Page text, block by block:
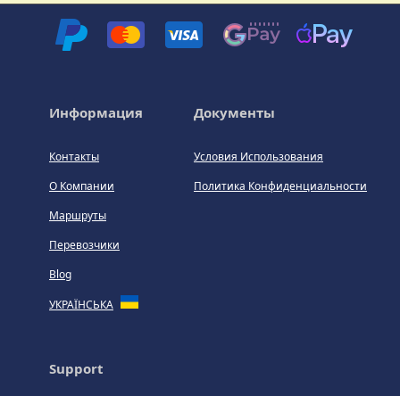
Информация
Контакты
О Компании
Маршруты
Перевозчики
Blog
УКРАЇНСЬКА
Документы
Условия Использования
Политика Конфиденциальности
Support